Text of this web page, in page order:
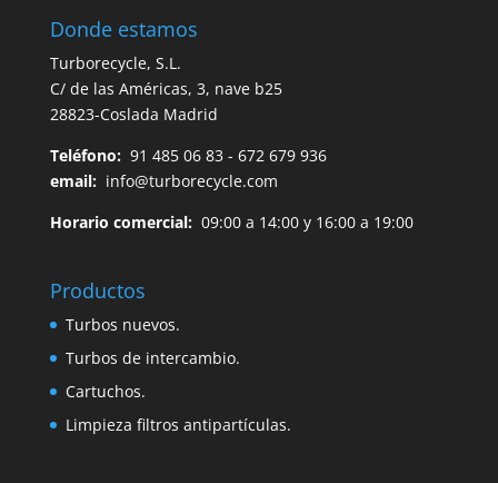
Donde estamos
Turborecycle, S.L.
C/ de las Américas, 3, nave b25
28823-Coslada Madrid
Teléfono: 91 485 06 83 - 672 679 936
email: info@turborecycle.com
Horario comercial:09:00 a 14:00 y 16:00 a 19:00
Productos
Turbos nuevos.
Turbos de intercambio.
Cartuchos.
Limpieza filtros antipartículas.